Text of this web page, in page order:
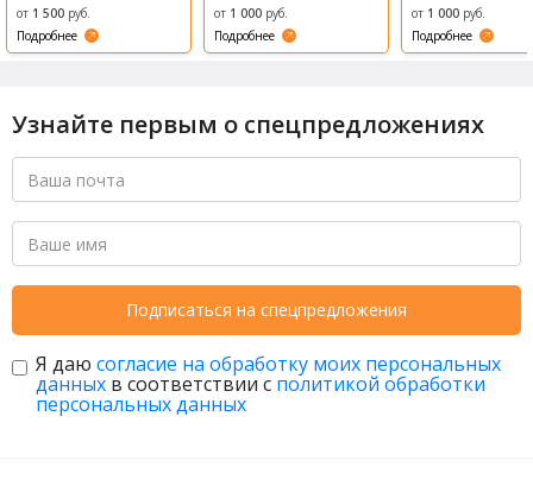
от 1 500 руб.
Подробнее
от 1 000 руб.
Подробнее
от 1 000 руб.
Подробнее
Узнайте первым о спецпредложениях
Подписаться на спецпредложения
Я даю согласие на обработку моих персональных
данных в соответствии с политикой обработки
персональных данных